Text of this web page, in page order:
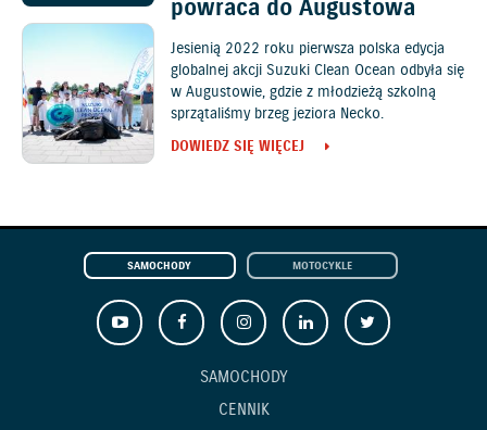
powraca do Augustowa
Jesienią 2022 roku pierwsza polska edycja
globalnej akcji Suzuki Clean Ocean odbyła się
w Augustowie, gdzie z młodzieżą szkolną
sprzątaliśmy brzeg jeziora Necko.
DOWIEDZ SIĘ WIĘCEJ
SAMOCHODY MOTOCYKLE
SAMOCHODY
CENNIK